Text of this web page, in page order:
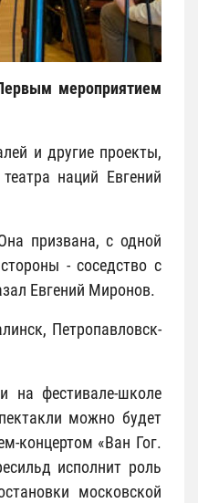
мероприятием
и другие проекты,
наций Евгений
призвана, с одной
- соседство с
Евгений Миронов.
Петропавловск-
на фестивале-школе
можно будет
концертом «Ван Гог.
исполнит роль
московской